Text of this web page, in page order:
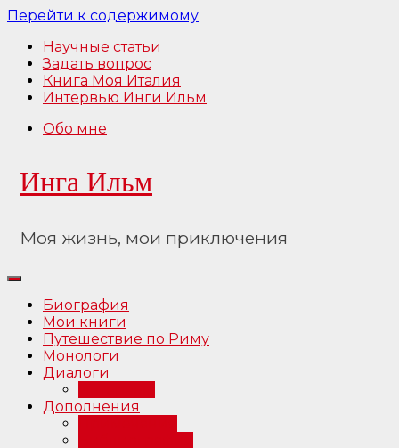
Перейти к содержимому
Научные статьи
Задать вопрос
Книга Моя Италия
Интервью Инги Ильм
Обо мне
Инга Ильм
Моя жизнь, мои приключения
Биография
Мои книги
Путешествие по Риму
Монологи
Диалоги
Дополнения